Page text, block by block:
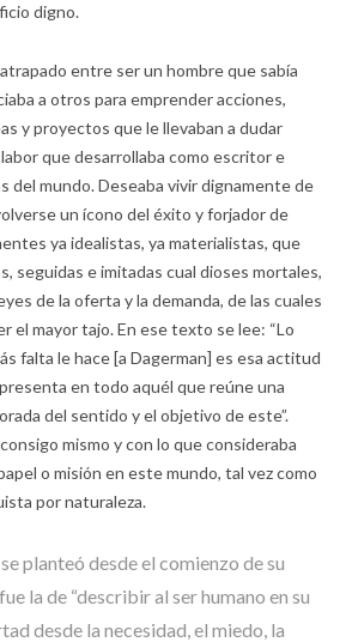
digno.
entre ser un hombre que sabía
a otros para emprender acciones,
y proyectos que le llevaban a dudar
que desarrollaba como escritor e
del mundo. Deseaba vivir dignamente de
un ícono del éxito y forjador de
ya idealistas, ya materialistas, que
seguidas e imitadas cual dioses mortales,
de la oferta y la demanda, de las cuales
el mayor tajo. En ese texto se lee: “Lo
falta le hace [a Dagerman] es esa actitud
en todo aquél que reúne una
del sentido y el objetivo de este”.
mismo y con lo que consideraba
o misión en este mundo, tal vez como
por naturaleza.
planteó desde el comienzo de su
la de “describir al ser humano en su
desde la necesidad, el miedo, la